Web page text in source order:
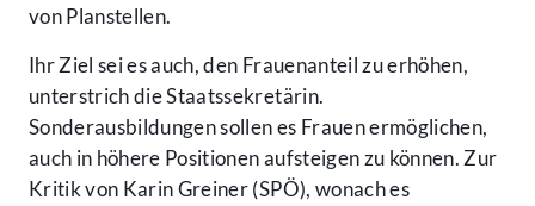
von Planstellen.
Ihr Ziel sei es auch, den Frauenanteil zu erhöhen,
unterstrich die Staatssekretärin.
Sonderausbildungen sollen es Frauen ermöglichen,
auch in höhere Positionen aufsteigen zu können. Zur
Kritik von Karin Greiner (SPÖ), wonach es